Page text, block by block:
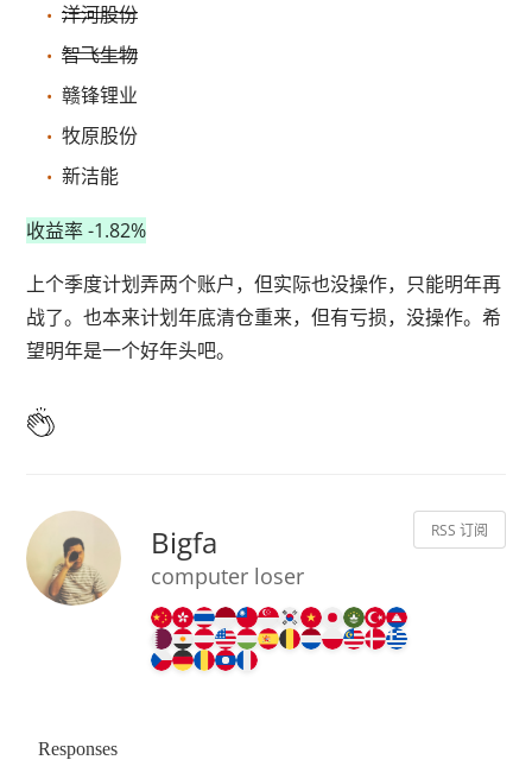
洋河股份
智飞生物
赣锋锂业
牧原股份
新洁能
收益率 -1.82%
上个季度计划弄两个账户，但实际也没操作，只能明年再
战了。也本来计划年底清仓重来，但有亏损，没操作。希
望明年是一个好年头吧。
Bigfa
computer loser
RSS 订阅
Responses